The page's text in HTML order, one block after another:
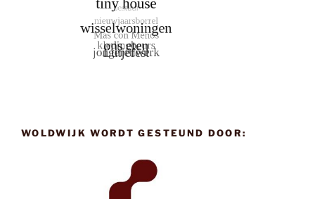
WOLDWIJK WORDT GESTEUND DOOR: